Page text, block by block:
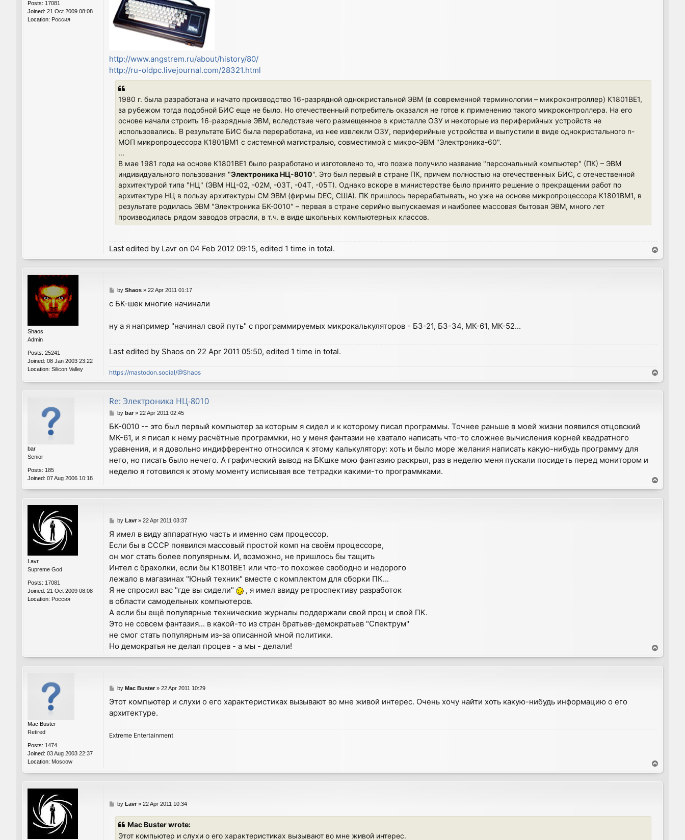
Posts: 17081
Joined: 21 Oct 2009 08:08
Location: Россия
http://www.angstrem.ru/about/history/80/
http://ru-oldpc.livejournal.com/28321.html
1980 г. была разработана и начато производство 16-разрядной однокристальной ЭВМ (в современной терминологии – микроконтроллер) К1801ВЕ1,
за рубежом тогда подобной БИС еще не было. Но отечественный потребитель оказался не готов к применению такого микроконтроллера. На его
основе начали строить 16-разрядные ЭВМ, вследствие чего размещенное в кристалле ОЗУ и некоторые из периферийных устройств не
использовались. В результате БИС была переработана, из нее извлекли ОЗУ, периферийные устройства и выпустили в виде однокристального n-
МОП микропроцессора К1801ВМ1 с системной магистралью, совместимой с микро-ЭВМ "Электроника-60".
...
В мае 1981 года на основе К1801ВЕ1 было разработано и изготовлено то, что позже получило название "персональный компьютер" (ПК) – ЭВМ
индивидуального пользования "Электроника НЦ-8010". Это был первый в стране ПК, причем полностью на отечественных БИС, с отечественной
архитектурой типа "НЦ" (ЭВМ НЦ-02, -02М, -03Т, -04Т, -05Т). Однако вскоре в министерстве было принято решение о прекращении работ по
архитектуре НЦ в пользу архитектуры СМ ЭВМ (фирмы DEC, США). ПК пришлось перерабатывать, но уже на основе микропроцессора К1801ВМ1, в
результате родилась ЭВМ "Электроника БК-0010" – первая в стране серийно выпускаемая и наиболее массовая бытовая ЭВМ, много лет
производилась рядом заводов отрасли, в т.ч. в виде школьных компьютерных классов.
Last edited by Lavr on 04 Feb 2012 09:15, edited 1 time in total.
o
p
Shaos
Admin
Posts: 25241
Joined: 08 Jan 2003 23:22
Location: Silicon Valley
P
s
by Shaos» 22 Apr 2011 01:17
с БК-шек многие начинали
ну а я например "начинал свой путь" с программируемых микрокалькуляторов - Б3-21, Б3-34, МК-61, МК-52...
Last edited by Shaos on 22 Apr 2011 05:50, edited 1 time in total.
https://mastodon.social/@Shaos
o
p
bar
Senior
Posts: 185
Joined: 07 Aug 2006 10:18
Re: Электроника НЦ-8010
P
s
t
by bar» 22 Apr 2011 02:45
БК-0010 -- это был первый компьютер за которым я сидел и к которому писал программы. Точнее раньше в моей жизни появился отцовский
МК-61, и я писал к нему расчётные программки, но у меня фантазии не хватало написать что-то сложнее вычисления корней квадратного
уравнения, и я довольно индифферентно относился к этому калькулятору: хоть и было море желания написать какую-нибудь программу для
него, но писать было нечего. А графический вывод на БКшке мою фантазию раскрыл, раз в неделю меня пускали посидеть перед монитором и
неделю я готовился к этому моменту исписывая все тетрадки какими-то программками.
o
p
Lavr
Supreme God
Posts: 17081
Joined: 21 Oct 2009 08:08
Location: Россия
P
s
t
by Lavr» 22 Apr 2011 03:37
Я имел в виду аппаратную часть и именно сам процессор.
Если бы в СССР появился массовый простой комп на своём процессоре,
он мог стать более популярным. И, возможно, не пришлось бы тащить
Интел с брахолки, если бы К1801ВЕ1 или что-то похожее свободно и недорого
лежало в магазинах "Юный техник" вместе с комплектом для сборки ПК...
Я не спросил вас "где вы сидели"
, я имел ввиду ретроспективу разработок
в области самодельных компьютеров.
А если бы ещё популярные технические журналы поддержали свой проц и свой ПК.
Это не совсем фантазия... в какой-то из стран братьев-демократьев "Спектрум"
не смог стать популярным из-за описанной мной политики.
Но демократья не делал процев - а мы - делали!
o
p
Mac Buster
Retired
Posts: 1474
Joined: 03 Aug 2003 22:37
Location: Moscow
P
s
t
by Mac Buster» 22 Apr 2011 10:29
Этот компьютер и слухи о его характеристиках вызывают во мне живой интерес. Очень хочу найти хоть какую-нибудь информацию о его
архитектуре.
Extreme Entertainment
o
p
Pby Lavr» 22 Apr 2011 10:34
Mac Buster wrote:
Этот компьютер и слухи о его характеристиках вызывают во мне живой интерес.